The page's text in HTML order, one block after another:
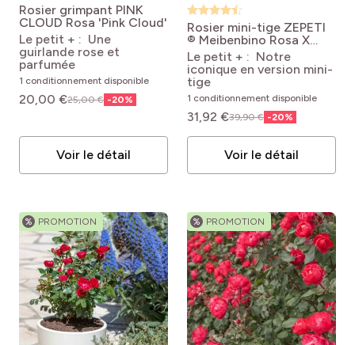
Rosier grimpant PINK
CLOUD Rosa 'Pink Cloud'
Le petit + : Une
guirlande rose et
parfumée
1 conditionnement disponible
20,00 €25,00 € -20%
Voir le détail
Rosier mini-tige ZEPETI
® Meibenbino Rosa X
hybrida ZEPETI ®
Meibenbino
Le petit + : Notre
iconique en version mini-
tige
1 conditionnement disponible
31,92 €39,90 € -20%
Voir le détail
% PROMOTION % PROMOTION